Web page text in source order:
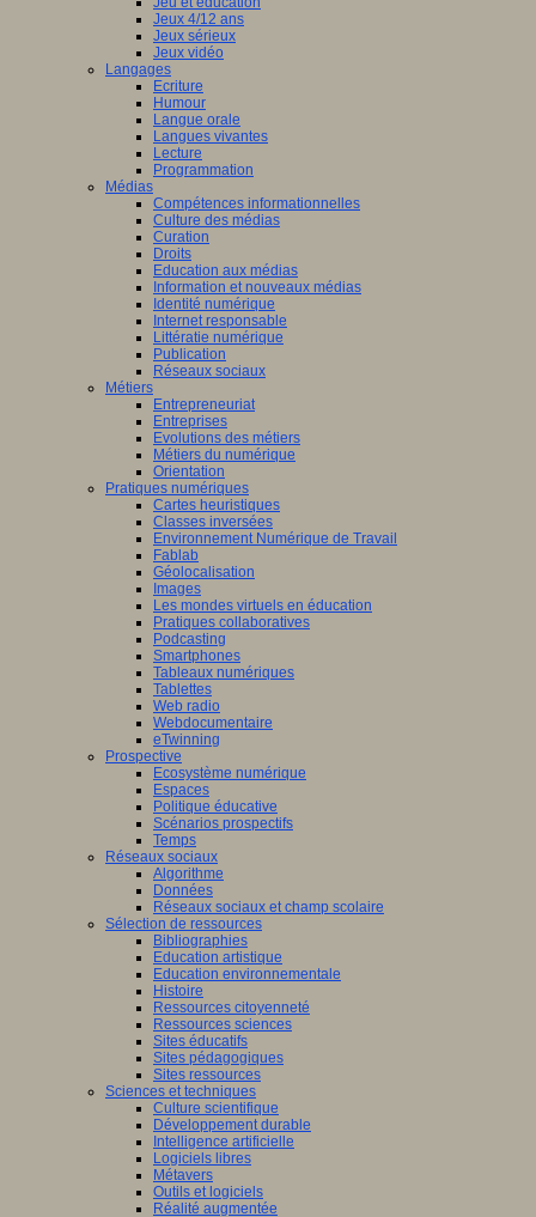
Jeux 4/12 ans
Jeux sérieux
Jeux vidéo
Langages
Ecriture
Humour
Langue orale
Langues vivantes
Lecture
Programmation
Médias
Compétences informationnelles
Culture des médias
Curation
Droits
Education aux médias
Information et nouveaux médias
Identité numérique
Internet responsable
Littératie numérique
Publication
Réseaux sociaux
Métiers
Entrepreneuriat
Entreprises
Evolutions des métiers
Métiers du numérique
Orientation
Pratiques numériques
Cartes heuristiques
Classes inversées
Environnement Numérique de Travail
Fablab
Géolocalisation
Images
Les mondes virtuels en éducation
Pratiques collaboratives
Podcasting
Smartphones
Tableaux numériques
Tablettes
Web radio
Webdocumentaire
eTwinning
Prospective
Ecosystème numérique
Espaces
Politique éducative
Scénarios prospectifs
Temps
Réseaux sociaux
Algorithme
Données
Réseaux sociaux et champ scolaire
Sélection de ressources
Bibliographies
Education artistique
Education environnementale
Histoire
Ressources citoyenneté
Ressources sciences
Sites éducatifs
Sites pédagogiques
Sites ressources
Sciences et techniques
Culture scientifique
Développement durable
Intelligence artificielle
Logiciels libres
Métavers
Outils et logiciels
Réalité augmentée